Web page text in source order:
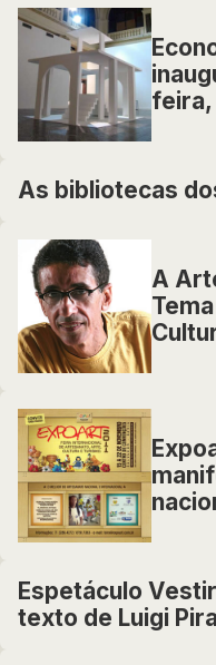
feira,
As bibliotecas
A
Espetáculo
texto de Luigi